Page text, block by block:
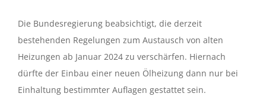
Die Bundesregierung beabsichtigt, die derzeit
bestehenden Regelungen zum Austausch von alten
Heizungen ab Januar 2024 zu verschärfen. Hiernach
dürfte der Einbau einer neuen Ölheizung dann nur bei
Einhaltung bestimmter Auflagen gestattet sein.